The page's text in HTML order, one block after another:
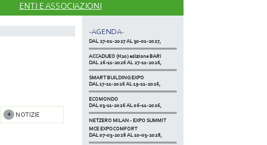
ENTI E ASSOCIAZIONI
NOTIZIE
-AGENDA-
ACCADUEO (H20) edizione BOLOGNA
DAL 11-10-2027 AL 13-10-2027,
KLIMAHOUSE
DAL 27-01-2027 AL 30-01-2027,
ACCADUEO (H20) edizione BARI
DAL 26-11-2026 AL 27-11-2026,
SMART BUILDING EXPO
DAL 17-11-2026 AL 19-11-2026,
ECOMONDO
DAL 03-11-2026 AL 06-11-2026,
NETZERO MILAN - EXPO SUMMIT
DAL 20-10-2026 AL 22-10-2026,
MCE EXPOCOMFORT
DAL 07-03-2028 AL 10-03-2028,